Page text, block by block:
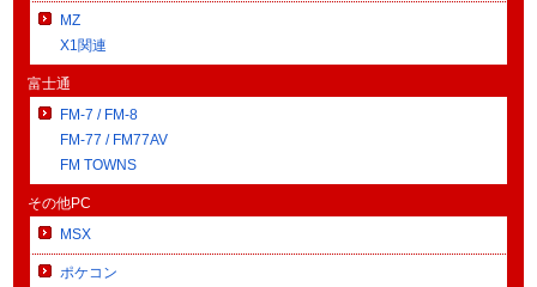
MZ
X1関連
富士通
FM-7 / FM-8
FM-77 / FM77AV
FM TOWNS
その他PC
MSX
ポケコン